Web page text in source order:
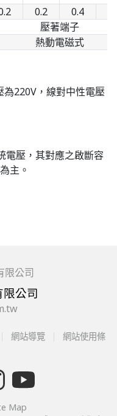
0.2 0.4
壓著端子
熱動電磁式
220V，線對中性電壓
壓，其對應之啟斷容
主。
公司
網站導覽
網站使用條
Map